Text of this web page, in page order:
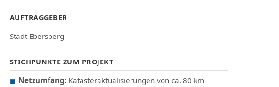
AUFTRAGGEBER
Stadt Ebersberg
STICHPUNKTE ZUM PROJEKT
Netzumfang:Katasteraktualisierungen von ca. 80 km